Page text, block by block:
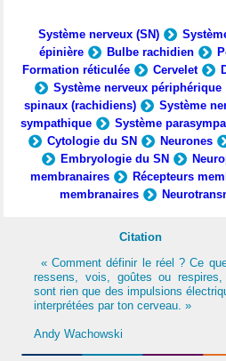
Système nerveux (SN)
épinière
Bulbe rachidien
Formation réticulée
Cervelet
Système nerveux périphérique
spinaux (rachidiens)
Système
sympathique
Système
Cytologie du SN
Neurones
Embryologie du SN
membranaires
Récepteurs
membranaires
Citation
« Comment définir le réel ? Ce
ressens, vois, goûtes ou
sont rien que des impulsions
interprétées par ton cerveau. »
Andy Wachowski